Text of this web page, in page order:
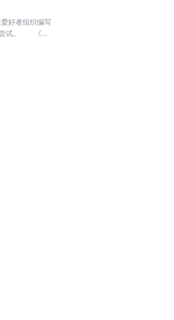
好者组织编写
尝试。 《鹰